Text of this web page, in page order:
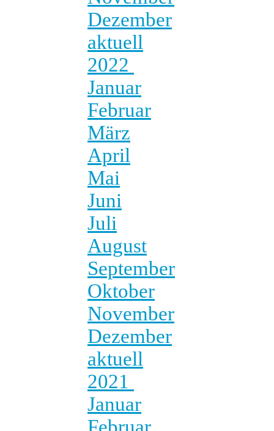
Dezember
aktuell
2022
Januar
Februar
März
April
Mai
Juni
Juli
August
September
Oktober
November
Dezember
aktuell
2021
Januar